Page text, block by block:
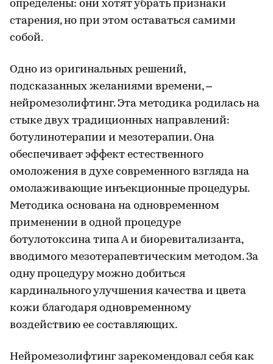
определены: они хотят убрать признаки
старения, но при этом оставаться самими
собой.
Одно из оригинальных решений,
подсказанных желаниями времени, –
нейромезолифтинг. Эта методика родилась на
стыке двух традиционных направлений:
ботулинотерапии и мезотерапии. Она
обеспечивает эффект естественного
омоложения в духе современного взгляда на
омолаживающие инъекционные процедуры.
Методика основана на одновременном
применении в одной процедуре
ботулотоксина типа А и биоревитализанта,
вводимого мезотерапевтическим методом. За
одну процедуру можно добиться
кардинального улучшения качества и цвета
кожи благодаря одновременному
воздействию ее составляющих.
Нейромезолифтинг зарекомендовал себя как